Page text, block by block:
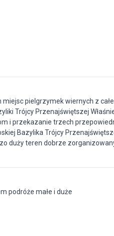
pielgrzymek wiernych z
Trójcy Przenajświętszej
i przekazanie trzech
Bazylika Trójcy
duży teren dobrze
podróże małe i duże